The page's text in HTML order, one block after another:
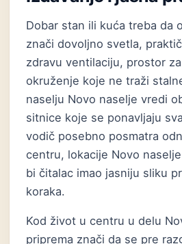
Dobar stan ili kuća treba da
znači dovoljno svetla,
zdravu ventilaciju, prostor
okruženje koje ne traži
naselju Novo naselje vredi
sitnice koje se ponavljaju
vodič posebno posmatra
centru, lokacije Novo
bi čitalac imao jasniju sliku
koraka.
Kod život u centru u delu
priprema znači da se pre